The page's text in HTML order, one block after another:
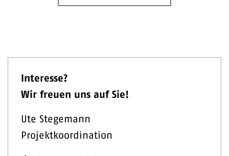
Interesse?
Wir freuen uns auf Sie!
Ute Stegemann
Projektkoordination